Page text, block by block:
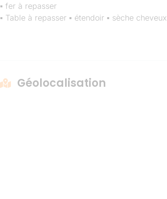
▪ fer à repasser
▪ Table à repasser ▪ étendoir ▪ sèche cheveux
Géolocalisation